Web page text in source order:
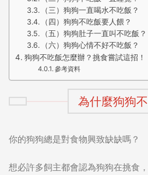
（三）狗狗一直喝水不吃飯？
（四）狗狗不吃飯要人餵？
（五）狗狗肚子一直叫不吃飯？
（六）狗狗心情不好不吃飯？
狗狗不吃飯怎麼辦？挑食嘗試這招！
參考資料
為什麼狗狗
你的狗狗總是對食物興致缺缺嗎？
想必許多飼主都會認為狗狗在挑食